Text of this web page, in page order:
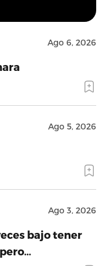
Ago 6, 2026
Ago 5, 2026
Ago 3, 2026
bajo tener